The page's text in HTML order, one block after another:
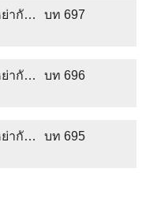
คุณเฟิง คุณผู้หญิงอยากหย่ากับคุณตั้งนานแล้ว บท 697
คุณเฟิง คุณผู้หญิงอยากหย่ากับคุณตั้งนานแล้ว บท 696
คุณเฟิง คุณผู้หญิงอยากหย่ากับคุณตั้งนานแล้ว บท 695